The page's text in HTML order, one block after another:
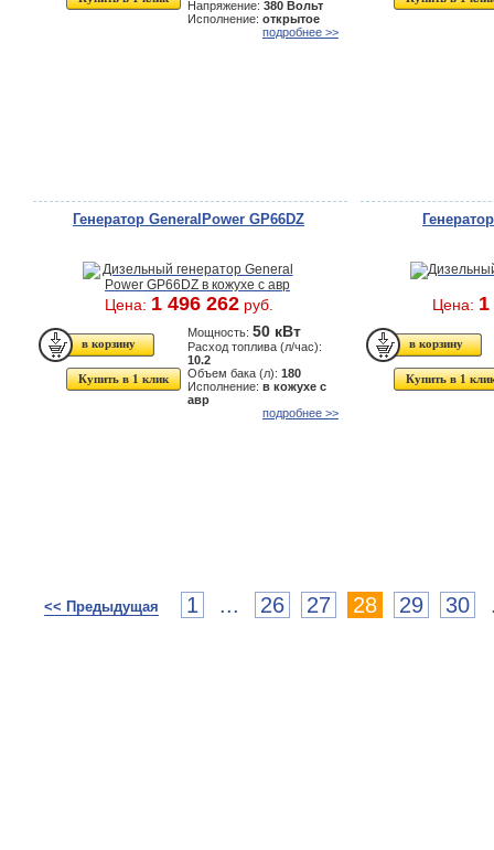
Напряжение: 380 Вольт
Исполнение: открытое
подробнее >>
Генератор GeneralPower GP66DZ
Цена: 1 496 262руб.
Купить в 1 клик
Мощность: 50 кВт
Расход топлива (л/час):
10.2
Объем бака (л): 180
Исполнение: в кожухе с
авр
подробнее >>
Цена:
Купить в 1
<< Предыдущая 1 ... 26 27 28 29 30